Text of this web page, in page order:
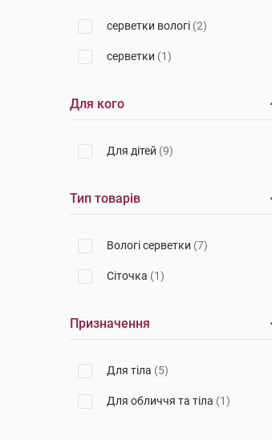
серветки вологі (2)
серветки (1)
Для кого
Для дітей (9)
Тип товарів
Вологі серветки (7)
Сіточка (1)
Призначення
Для тіла (5)
Для обличчя та тіла (1)